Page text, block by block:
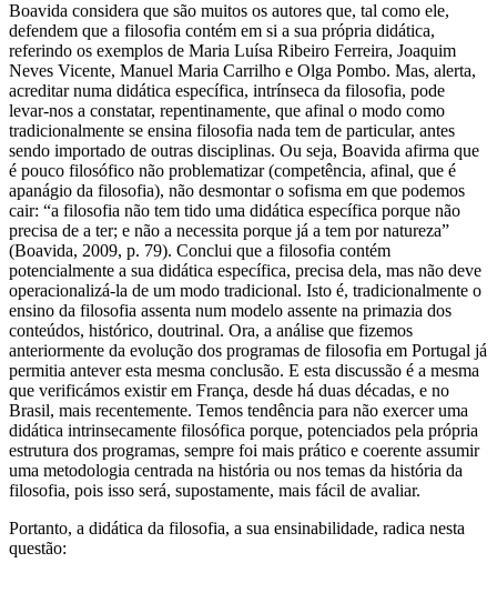
Boavida considera que são muitos os autores que, tal como ele,
defendem que a filosofia contém em si a sua própria didática,
referindo os exemplos de Maria Luísa Ribeiro Ferreira, Joaquim
Neves Vicente, Manuel Maria Carrilho e Olga Pombo. Mas, alerta,
acreditar numa didática específica, intrínseca da filosofia, pode
levar-nos a constatar, repentinamente, que afinal o modo como
tradicionalmente se ensina filosofia nada tem de particular, antes
sendo importado de outras disciplinas. Ou seja, Boavida afirma que
é pouco filosófico não problematizar (competência, afinal, que é
apanágio da filosofia), não desmontar o sofisma em que podemos
cair: “a filosofia não tem tido uma didática específica porque não
precisa de a ter; e não a necessita porque já a tem por natureza”
(Boavida, 2009, p. 79). Conclui que a filosofia contém
potencialmente a sua didática específica, precisa dela, mas não deve
operacionalizá-la de um modo tradicional. Isto é, tradicionalmente o
ensino da filosofia assenta num modelo assente na primazia dos
conteúdos, histórico, doutrinal. Ora, a análise que fizemos
anteriormente da evolução dos programas de filosofia em Portugal já
permitia antever esta mesma conclusão. E esta discussão é a mesma
que verificámos existir em França, desde há duas décadas, e no
Brasil, mais recentemente. Temos tendência para não exercer uma
didática intrinsecamente filosófica porque, potenciados pela própria
estrutura dos programas, sempre foi mais prático e coerente assumir
uma metodologia centrada na história ou nos temas da história da
filosofia, pois isso será, supostamente, mais fácil de avaliar.
Portanto, a didática da filosofia, a sua ensinabilidade, radica nesta
questão: